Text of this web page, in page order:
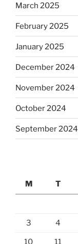
March 2025
February 2025
January 2025
December 2024
November 2024
October 2024
September 2024
M
T
3 4
10 11